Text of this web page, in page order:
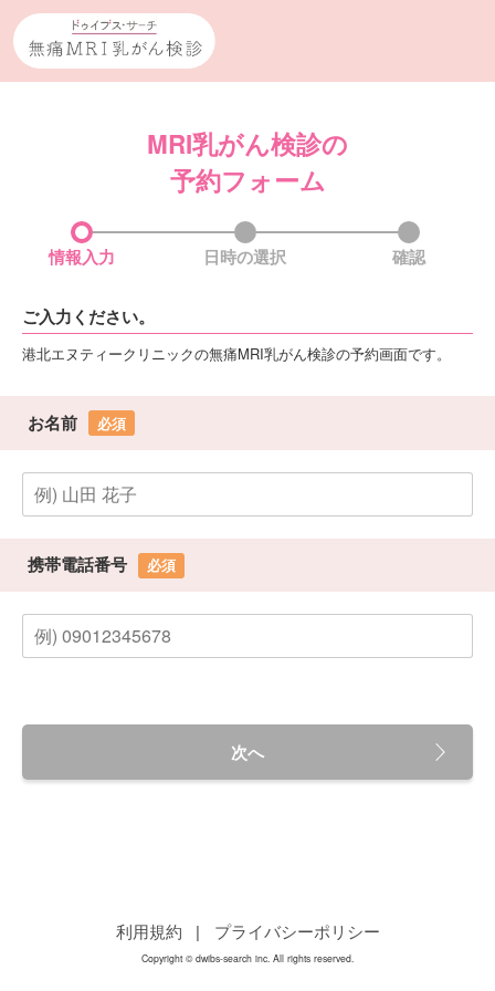
MRI乳がん検診の
予約フォーム
情報入力 日時の選択 確認
ご入力ください。
港北エヌティークリニックの無痛MRI乳がん検診の予約画面です。
お名前 必須
携帯電話番号 必須
次へ
利用規約 | プライバシーポリシー
Copyright © dwibs-search inc. All rights reserved.